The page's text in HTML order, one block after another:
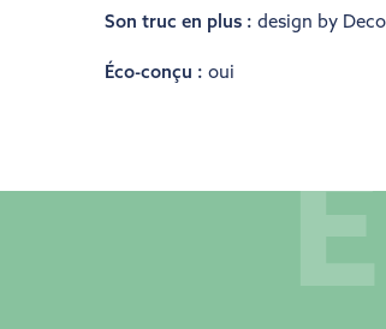
Son truc en plus : design by
Éco-conçu : oui